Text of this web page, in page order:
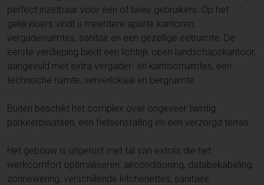
perfect inzetbaar voor één of twee gebruikers. Op het
gelijkvloers vindt u meerdere aparte kantoren,
vergaderruimtes, sanitair en een gezellige eetruimte. De
eerste verdieping biedt een lichtrijk open landschapskantoor,
aangevuld met extra vergader- en kantoorruimtes, een
technische ruimte, serverlokaal en bergruimte.
Buiten beschikt het complex over ongeveer twintig
parkeerplaatsen, een fietsenstalling en een verzorgd terras.
Het gebouw is uitgerust met tal van extra’s die het
werkcomfort optimaliseren: airconditioning, databekabeling,
zonnewering, verschillende kitchenettes, sanitaire